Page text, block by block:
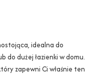
idealna do
do dużej łazienki w domu.
zapewni Ci właśnie ten